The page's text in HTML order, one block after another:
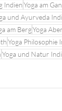
IndienYoga am
und Ayurveda
am BergYoga
Yoga Philosophie
Yoga und Natur